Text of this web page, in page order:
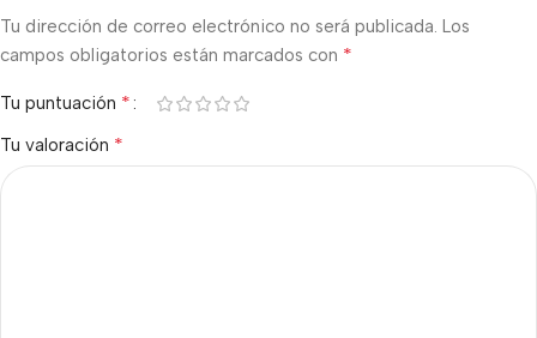
Tu dirección de correo electrónico no será publicada. Los
campos obligatorios están marcados con *
Tu puntuación *
Tu valoración *